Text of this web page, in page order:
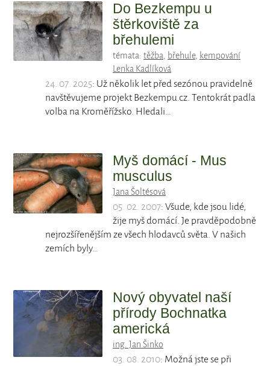
Do Bezkempu u
štěrkoviště za
břehulemi
témata: těžba, břehule, kempování
Lenka Kadlíková
24. 07. 2025: Už několik let před sezónou pravidelně
navštěvujeme projekt Bezkempu.cz. Tentokrát padla
volba na Kroměřížsko. Hledali…
Myš domácí - Mus
musculus
Jana Šoltésová
05. 02. 2007: Všude, kde jsou lidé,
žije myš domácí. Je pravděpodobně
nejrozšířenějším ze všech hlodavců světa. V našich
zemích byly…
Nový obyvatel naší
přírody Bochnatka
americká
ing. Jan Šinko
03. 08. 2010: Možná jste se při